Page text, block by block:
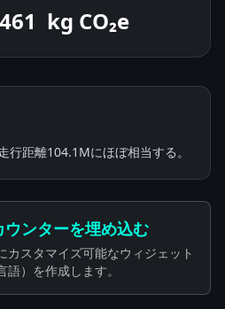
kg CO₂e
行距離104.1Mにほぼ相当する。
ウンターを埋め込む
カスタマイズ可能なウィジェット
語）を作成します。